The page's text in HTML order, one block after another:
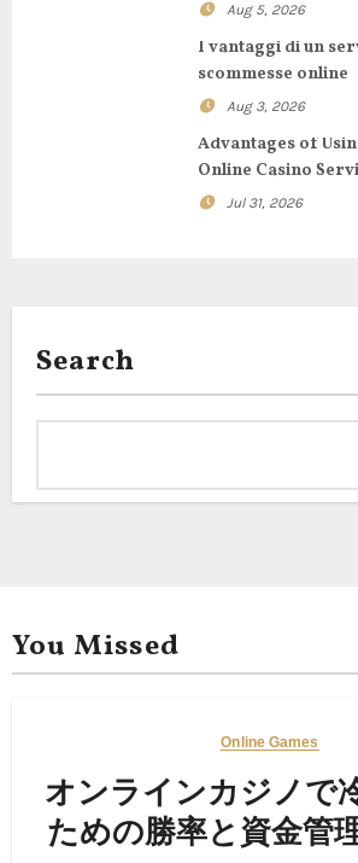
Aug 5, 2026
I vantaggi di un
scommesse online
Aug 3, 2026
Advantages of
Online Casino
Jul 31, 2026
Search
You Missed
Online Games
オンラインカジノで
ための勝率と資金管